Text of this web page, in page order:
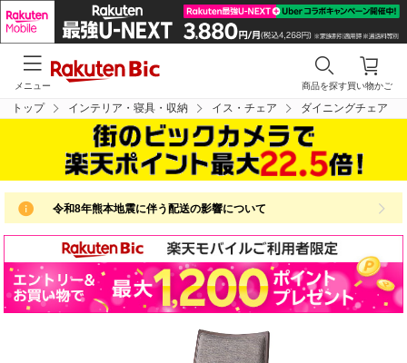
買い物かご
商品を探す
メニュー
トップ インテリア・寝具・収納 イス・チェア ダイニングチェア
令和8年熊本地震に伴う配送の影響について